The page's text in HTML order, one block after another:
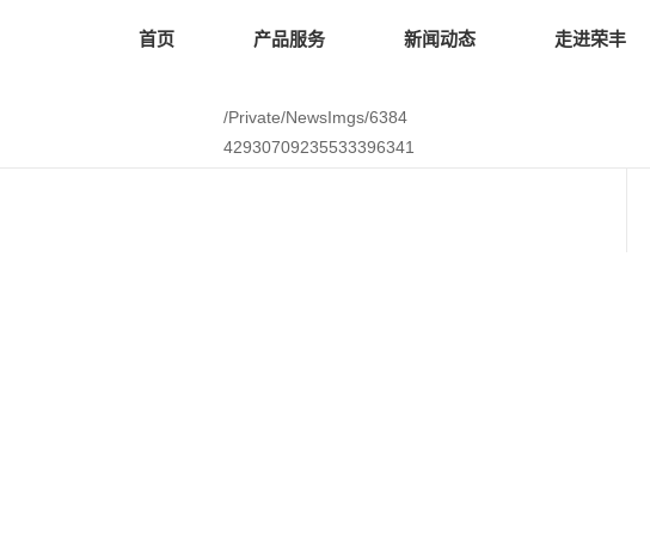
首页 产品服务 新闻动态 走进荣丰
/Private/NewsImgs/6384
42930709235533396341